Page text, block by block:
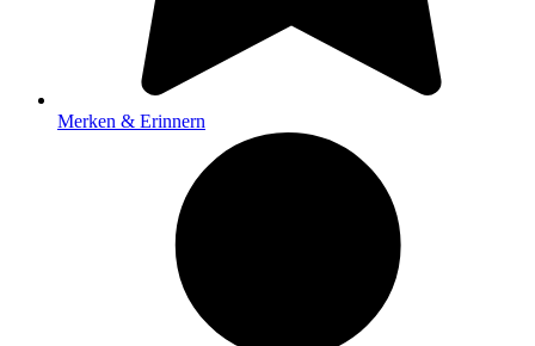
Merken & Erinnern